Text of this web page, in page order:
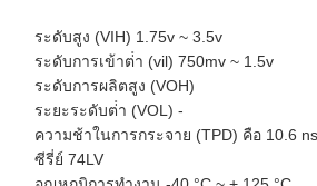
ระดับสูง (VIH) 1.75v ~ 3.5v
ระดับการเข้าต่ํา (vil) 750mv ~ 1.5v
ระดับการผลิตสูง (VOH)
ระยะระดับต่ํา (VOL) -
ความช้าในการกระจาย (TPD) คือ 10.6
ซีรี่ย์ 74LV